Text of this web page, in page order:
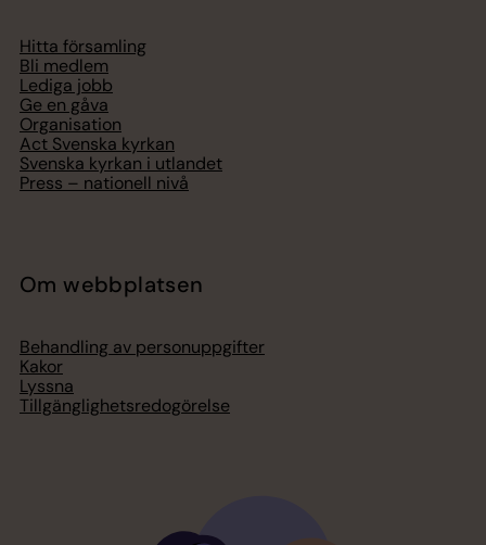
Hitta församling
Bli medlem
Lediga jobb
Ge en gåva
Organisation
Act Svenska kyrkan
Svenska kyrkan i utlandet
Press – nationell nivå
Om webbplatsen
Behandling av personuppgifter
Kakor
Lyssna
Tillgänglighetsredogörelse